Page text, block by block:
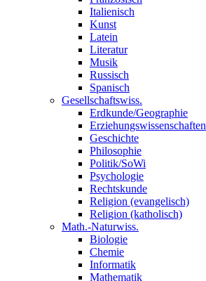
Italienisch
Kunst
Latein
Literatur
Musik
Russisch
Spanisch
Gesellschaftswiss.
Erdkunde/Geographie
Erziehungswissenschaften
Geschichte
Philosophie
Politik/SoWi
Psychologie
Rechtskunde
Religion (evangelisch)
Religion (katholisch)
Math.-Naturwiss.
Biologie
Chemie
Informatik
Mathematik